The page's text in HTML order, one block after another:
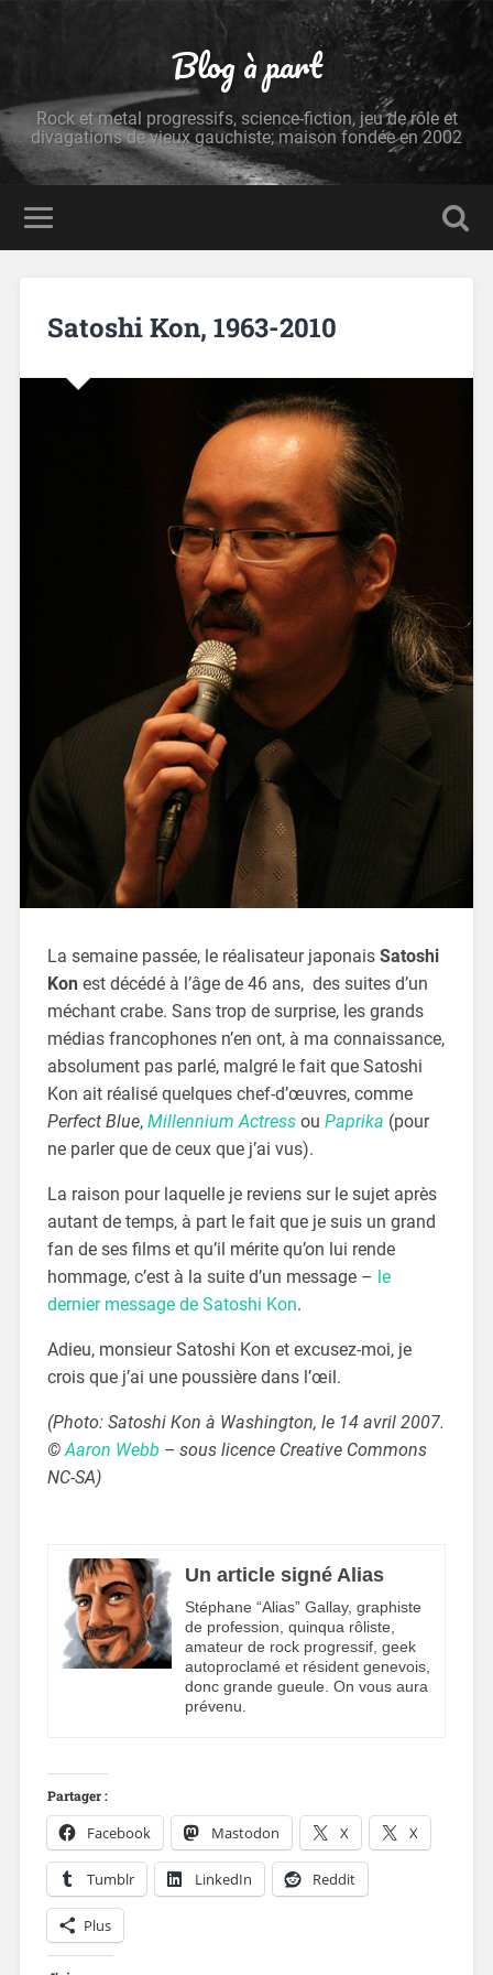
Blog à part
Rock et metal progressifs, science-fiction, jeu de rôle et
divagations de vieux gauchiste; maison fondée en 2002
Satoshi Kon, 1963-2010
La semaine passée, le réalisateur japonais Satoshi
Konest décédé à l’âge de 46 ans, des suites d’un
méchant crabe. Sans trop de surprise, les grands
médias francophones n’en ont, à ma connaissance,
absolument pas parlé, malgré le fait que Satoshi
Kon ait réalisé quelques chef-d’œuvres, comme
Perfect Blue, Millennium Actressou Paprika (pour
ne parler que de ceux que j’ai vus).
La raison pour laquelle je reviens sur le sujet après
autant de temps, à part le fait que je suis un grand
fan de ses films et qu’il mérite qu’on lui rende
hommage, c’est à la suite d’un message – le
dernier message de Satoshi Kon.
Adieu, monsieur Satoshi Kon et excusez-moi, je
crois que j’ai une poussière dans l’œil.
(Photo: Satoshi Kon à Washington, le 14 avril 2007.
©Aaron Webb – sous licence Creative Commons
NC-SA)
Un article signé Alias
Stéphane “Alias” Gallay, graphiste
de profession, quinqua rôliste,
amateur de rock progressif, geek
autoproclamé et résident genevois,
donc grande gueule. On vous aura
prévenu.
Partager :
Facebook Mastodon X X
Tumblr LinkedIn Reddit
Plus